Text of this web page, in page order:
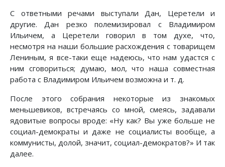
С ответными речами выступали Дан, Церетели и
другие. Дан резко полемизировал с Владимиром
Ильичем, а Церетели говорил в том духе, что,
несмотря на наши большие расхождения с товарищем
Лениным, я все-таки еще надеюсь, что нам удастся с
ним сговориться; думаю, мол, что наша совместная
работа с Владимиром Ильичем возможна и т. д.
После этого собрания некоторые из знакомых
меньшевиков, встречаясь со мной, смеясь, задавали
ядовитые вопросы вроде: «Ну как? Вы уже больше не
социал-демократы и даже не социалисты вообще, а
коммунисты, долой, значит, социал-демократов?» И так
далее.